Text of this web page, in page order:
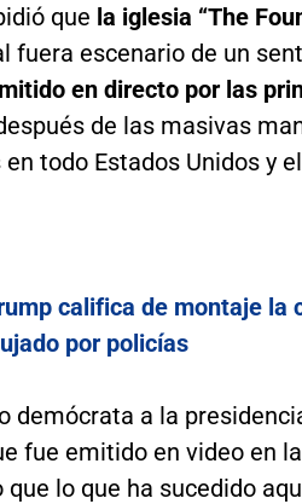
que la iglesia “The
fuera escenario de un
en directo por las
de las masivas
todo Estados Unidos y
califica de montaje la
por policías
demócrata a la
fue emitido en video en
que lo que ha sucedido